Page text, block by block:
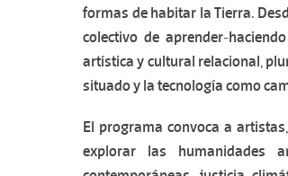
formas de habitar la Tierra.
colectivo de
artística y cultural relacional,
situado y la tecnología como
El programa convoca a
explorar las humanidades